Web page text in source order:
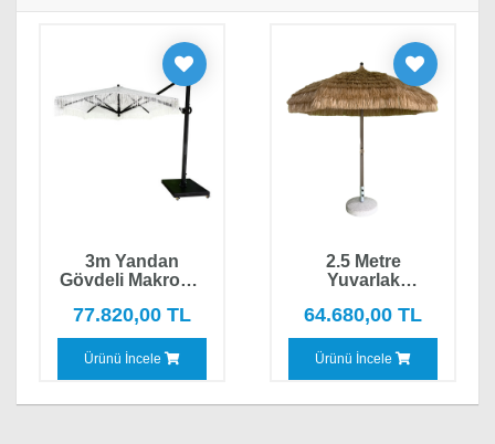
tasarımına bayıldım harika görünüyor
Yorum Yapın
Adınız, Soyadınız*
3m Yandan
Gövdeli Makrome
77.820,00 TL
Ürünü İncele
2.5 Metre
Yuvarlak
Gövdeli Bohem
Saz Şemsiye
64.680,00 TL
Ürünü İncele